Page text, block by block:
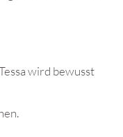
wird bewusst